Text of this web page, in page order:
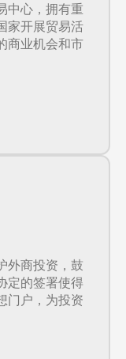
中心，拥有重
家开展贸易活
商业机会和市
外商投资，鼓
定的签署使得
门户，为投资